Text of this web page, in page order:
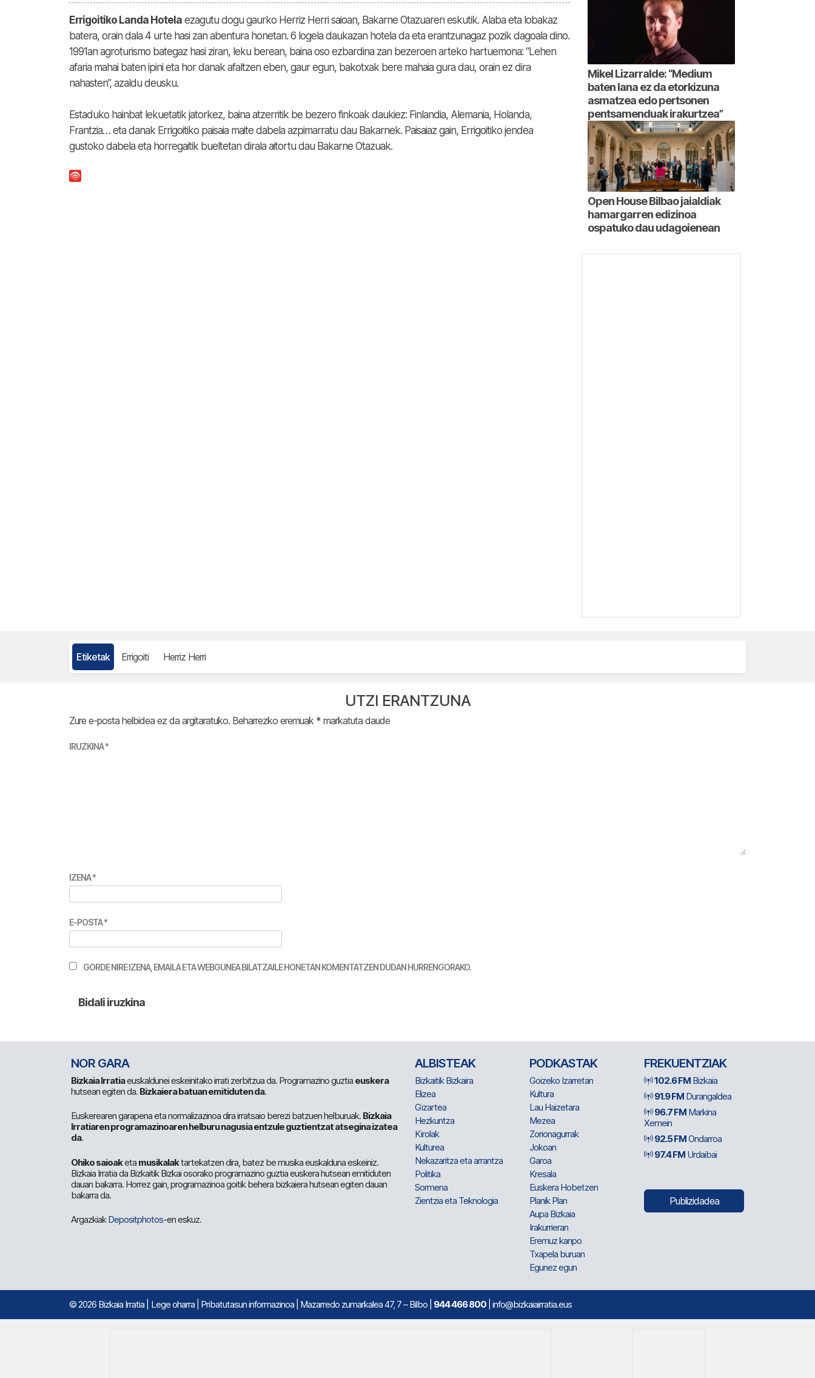
Errigoitiko Landa Hotela ezagutu dogu gaurko Herriz Herri saioan, Bakarne Otazuaren eskutik. Alaba eta lobakaz
batera, orain dala 4 urte hasi zan abentura honetan. 6 logela daukazan hotela da eta erantzunagaz pozik dagoala dino.
1991an agroturismo bategaz hasi ziran, leku berean, baina oso ezbardina zan bezeroen arteko hartuemona: “Lehen
afaria mahai baten ipini eta hor danak afaltzen eben, gaur egun, bakotxak bere mahaia gura dau, orain ez dira
nahasten”, azaldu deusku.
Estaduko hainbat lekuetatik jatorkez, baina atzerritik be bezero finkoak daukiez: Finlandia, Alemania, Holanda,
Frantzia… eta danak Errigoitiko paisaia maite dabela azpimarratu dau Bakarnek. Paisaiaz gain, Errigoitiko jendea
gustoko dabela eta horregaitik bueltetan dirala aitortu dau Bakarne Otazuak.
Mikel Lizarralde: “Medium
baten lana ez da etorkizuna
asmatzea edo pertsonen
pentsamenduak irakurtzea”
Open House Bilbao jaialdiak
hamargarren edizinoa
ospatuko dau udagoienean
Etiketak Errigoiti Herriz Herri
UTZI ERANTZUNA
Zure e-posta helbidea ez da argitaratuko. Beharrezko eremuak * markatuta daude
IRUZKINA*
IZENA*
E-POSTA*
GORDE NIRE IZENA, EMAILA ETA WEBGUNEA BILATZAILE HONETAN KOMENTATZEN DUDAN HURRENGORAKO.
NOR GARA
Bizkaia Irratiaeuskaldunei eskeinitako irrati zerbitzua da. Programazino guztia euskera
hutsean egiten da. Bizkaiera batuan emitiduten da.
Euskerearen garapena eta normalizazinoa dira irratsaio berezi batzuen helburuak. Bizkaia
Irratiaren programazinoaren helburu nagusia entzule guztientzat atsegina izatea
da.
Ohiko saioaketa musikalaktartekatzen dira, batez be musika euskalduna eskeiniz.
Bizkaia Irratia da Bizkaitik Bizkai osorako programazino guztia euskera hutsean emitiduten
dauan bakarra. Horrez gain, programazinoa goitik behera bizkaiera hutsean egiten dauan
bakarra da.
ArgazkiakDepositphotos-en eskuz.
ALBISTEAK
Bizkaitik Bizkaira
Elizea
Gizartea
Hezkuntza
Kirolak
Kulturea
Nekazaritza eta arrantza
Politika
Sormena
Zientzia eta Teknologia
PODKASTAK
Goizeko Izarretan
Kultura
Lau Haizetara
Mezea
Zorionagurrak
Jokoan
Garoa
Kresala
Euskera Hobetzen
Planik Plan
Aupa Bizkaia
Irakurrieran
Eremuz kanpo
Txapela buruan
Egunez egun
FREKUENTZIAK
102.6 FM Bizkaia
91.9 FM Durangaldea
96.7 FM Markina
Xemein
92.5 FMOndarroa
97.4 FM Urdaibai
Publizidadea
© 2026 Bizkaia Irratia Lege oharra Pribatutasun informazinoa | Mazarredo zumarkalea 47, 7 – Bilbo | 944 466 800 | info@bizkaiairratia.eus